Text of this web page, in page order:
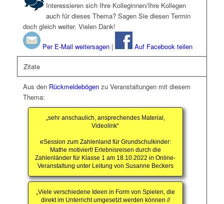
Interessieren sich Ihre Kolleginnen/Ihre Kollegen
auch für dieses Thema? Sagen Sie diesen Termin
doch gleich weiter. Vielen Dank!
Per E-Mail weitersagen| Auf Facebook teilen
Zitate
Aus den Rückmeldebögenzu Veranstaltungen mit diesem
Thema:
„sehr anschaulich, ansprechendes Material,
Videolink“
eSession zum Zahlenland für Grundschulkinder:
Mathe motiviert! Erlebnisreisen durch die
Zahlenländer für Klasse 1 am 18.10.2022 in Online-
Veranstaltung unter Leitung von Susanne Beckers
„Viele verschiedene Ideen in Form von Spielen, die
direkt im Unterricht umgesetzt werden können //